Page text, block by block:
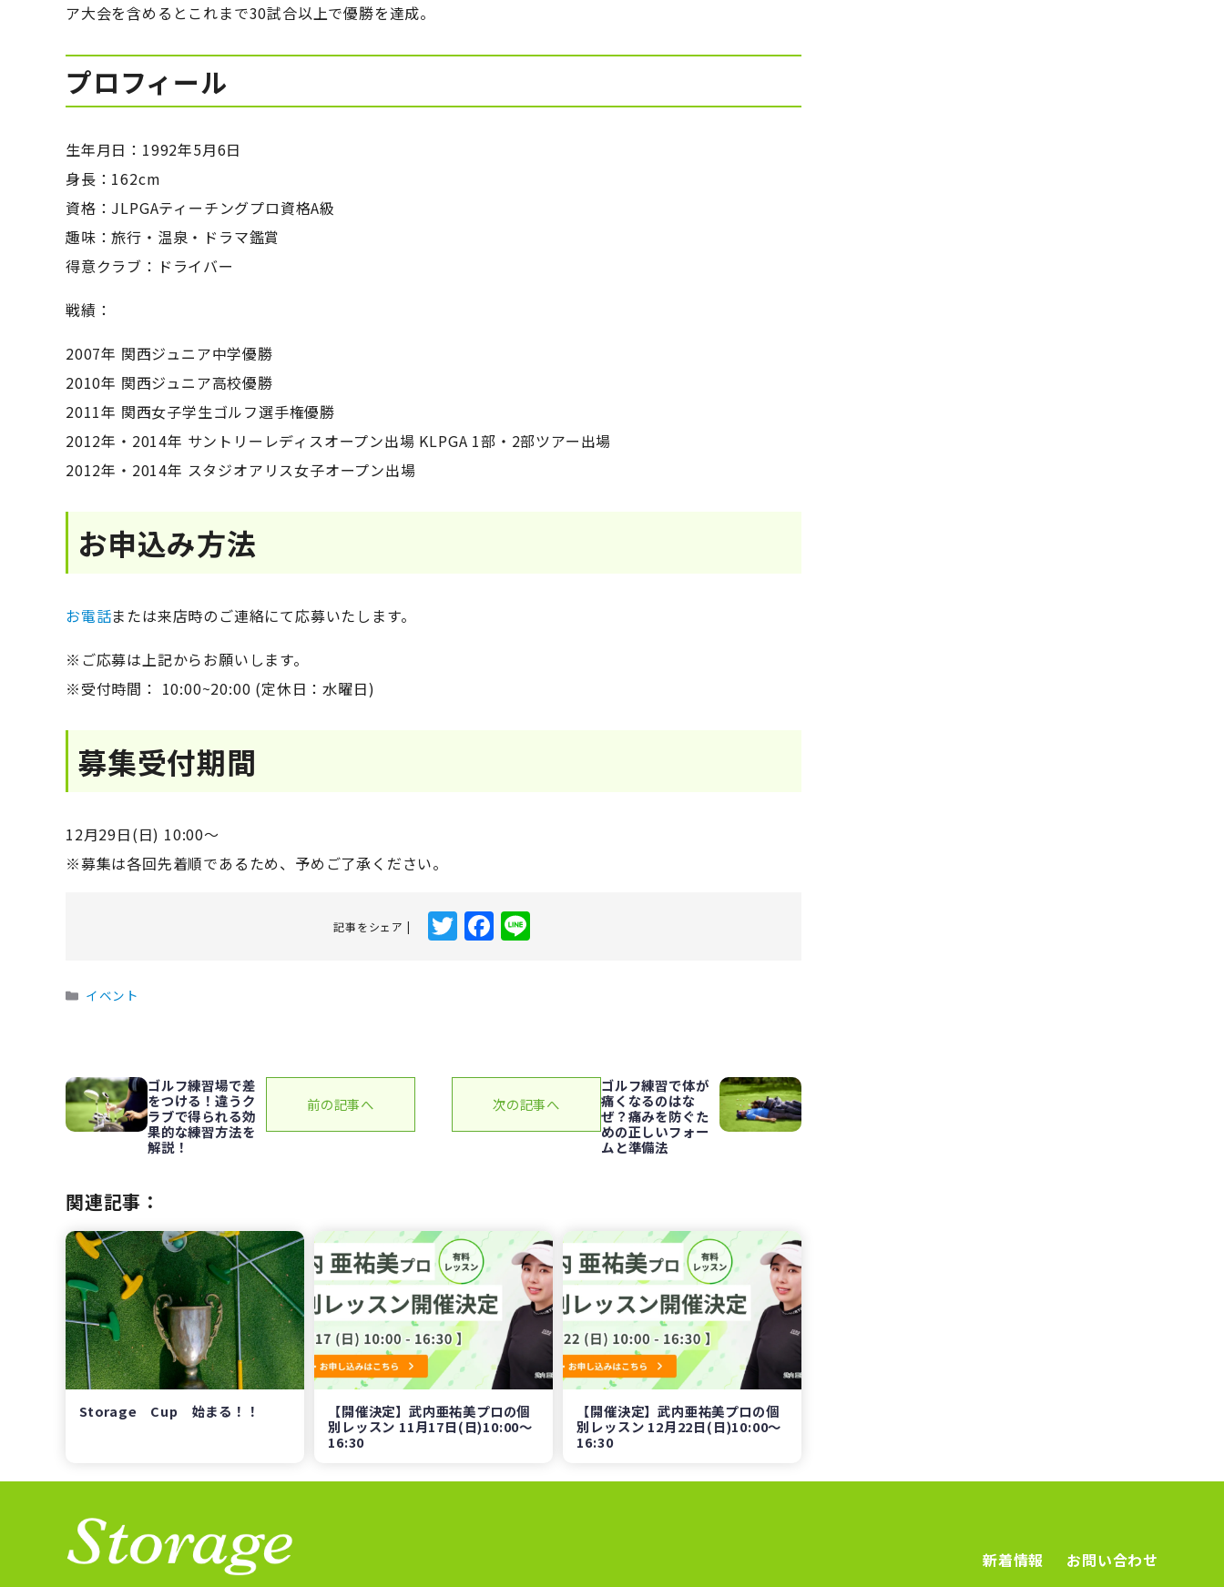
ア大会を含めるとこれまで30試合以上で優勝を達成。
プロフィール
生年月日：1992年5月6日
身長：162cm
資格：JLPGAティーチングプロ資格A級
趣味：旅行・温泉・ドラマ鑑賞
得意クラブ：ドライバー
戦績：
2007年 関西ジュニア中学優勝
2010年 関西ジュニア高校優勝
2011年 関西女子学生ゴルフ選手権優勝
2012年・2014年 サントリーレディスオープン出場 KLPGA 1部・2部ツアー出場
2012年・2014年 スタジオアリス女子オープン出場
お申込み方法
お電話または来店時のご連絡にて応募いたします。
※ご応募は上記からお願いします。
※受付時間： 10:00~20:00 (定休日：水曜日)
募集受付期間
12月29日(日) 10:00～
※募集は各回先着順であるため、予めご了承ください。
記事をシェア | T F
o
o
k
Li
カ
イベント
ゴルフ練習場で差
をつける！違うク
ラブで得られる効
果的な練習方法を
解説！
前の記事へ 次の記事へ
ゴルフ練習で体が
痛くなるのはな
ぜ？痛みを防ぐた
めの正しいフォー
ムと準備法
関連記事：
Storage Cup 始まる！！
【開催決定】武内亜祐美プロの個
別レッスン 11月17日(日)10:00～
16:30
【開催決定】武内亜祐美プロの個
別レッスン 12月22日(日)10:00～
16:30
新着情報 お問い合わせ